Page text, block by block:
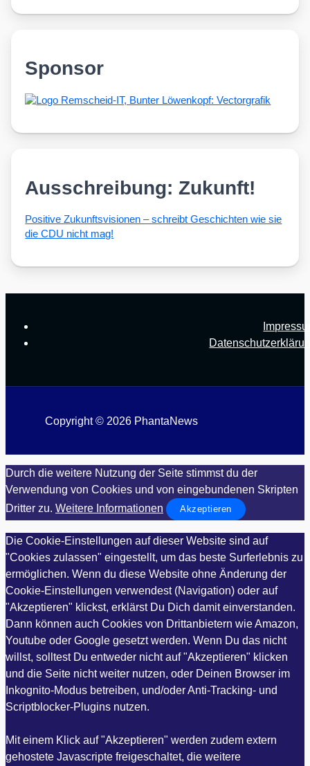
Sponsor
Ausschreibung: Zukunft!
Posi­ti­ve Zukunfts­vi­sio­nen – schreibt Geschich­ten wie sie
die CDU nicht mag!
Copyright © 2026 PhantaNews
Durch die weitere Nutzung der Seite stimmst du der
Verwendung von Cookies und von eingebundenen Skripten
Dritter zu. Weitere Informationen Akzeptieren
Die Cookie-Einstellungen auf dieser Website sind auf
"Cookies zulassen" eingestellt, um das beste Surferlebnis zu
ermöglichen. Wenn du diese Website ohne Änderung der
Cookie-Einstellungen verwendest (Navigation) oder auf
"Akzeptieren" klickst, erklärst Du Dich damit einverstanden.
Dann können auch Cookies von Drittanbietern wie Amazon,
Youtube oder Google gesetzt werden. Wenn Du das nicht
willst, solltest Du entweder nicht auf "Akzeptieren" klicken
und die Seite nicht weiter nutzen, oder Deinen Browser im
Inkognito-Modus betreiben, und/oder Anti-Tracking- und
Scriptblocker-Plugins nutzen.
Mit einem Klick auf "Akzeptieren" werden zudem extern
gehostete Javascripte freigeschaltet, die weitere